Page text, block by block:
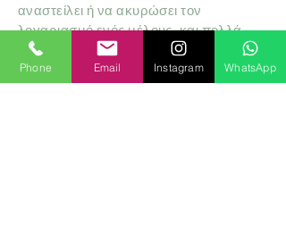
αναστείλει ή να ακυρώσει τον
λογαριασμό ενός μέλους· και πολλά
πολλά άλλα.
Για να μάθετε περισσότερα σχετικά με
αυτό, ανατρέξτε στο άρθρο μας «
Phone Email Instagram WhatsApp